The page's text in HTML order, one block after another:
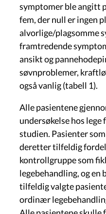
symptomer ble angitt
fem, der null er ingen
alvorlige/plagsomme
framtredende
ansikt og
søvnproblemer,
også vanlig (tabell 1).
Alle pasientene
undersøkelse hos
studien. Pasienter
deretter tilfeldig
kontrollgruppe som
legebehandling, og en
tilfeldig valgte
ordinær